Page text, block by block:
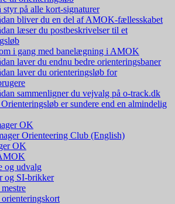
styr på alle kort-signaturer
bliver du en del af AMOK-fællesskabet
læser du postbeskrivelser til et
i gang med banelægning i AMOK
laver du endnu bedre orienteringsbaner
laver du orienteringsløb for
sammenligner du vejvalg på o-track.dk
er sundere end en almindelig
OK
Orienteering Club (English)
OK
og udvalg
og SI-brikker